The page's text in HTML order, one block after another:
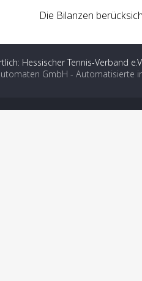
Die Bilanzen
Hessischer Tennis-Verband
GmbH - Automatisierte